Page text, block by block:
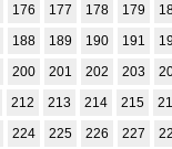
176 177 178 179
188 189 190 191
200 201 202 203
212 213 214 215
224 225 226 227